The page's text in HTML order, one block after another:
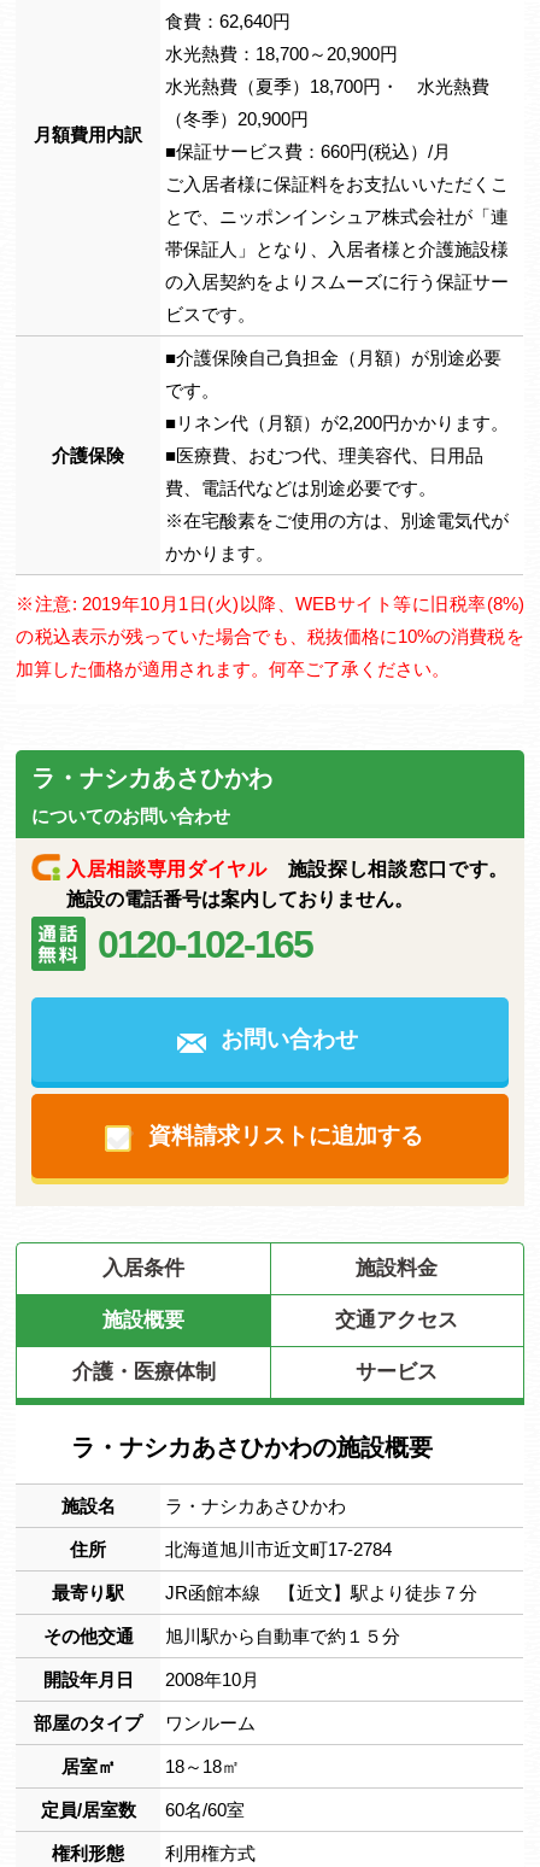
月額費用内訳
食費：62,640円
水光熱費：18,700～20,900円
水光熱費（夏季）18,700円・ 水光熱費
（冬季）20,900円
■保証サービス費：660円(税込）/月
ご入居者様に保証料をお支払いいただくこ
とで、ニッポンインシュア株式会社が「連
帯保証人」となり、入居者様と介護施設様
の入居契約をよりスムーズに行う保証サー
ビスです。
介護保険
■介護保険自己負担金（月額）が別途必要
です。
■リネン代（月額）が2,200円かかります。
■医療費、おむつ代、理美容代、日用品
費、電話代などは別途必要です。
※在宅酸素をご使用の方は、別途電気代が
かかります。
※注意: 2019年10月1日(火)以降、WEBサイト等に旧税率(8%)
の税込表示が残っていた場合でも、税抜価格に10%の消費税を
加算した価格が適用されます。何卒ご了承ください。
ラ・ナシカあさひかわ
についてのお問い合わせ
入居相談専用ダイヤル施設探し相談窓口です。
施設の電話番号は案内しておりません。
0120-102-165
お問い合わせ
資料請求リストに追加する
入居条件 施設料金
施設概要 交通アクセス
介護・医療体制 サービス
ラ・ナシカあさひかわの施設概要
施設名 ラ・ナシカあさひかわ
住所 北海道旭川市近文町17-2784
最寄り駅 JR函館本線 【近文】駅より徒歩７分
その他交通 旭川駅から自動車で約１５分
開設年月日 2008年10月
部屋のタイプ ワンルーム
居室㎡ 18～18㎡
定員/居室数 60名/60室
権利形態 利用権方式